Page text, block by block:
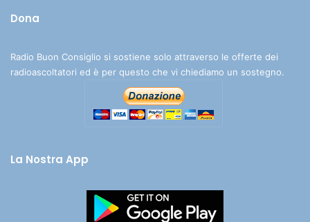
Dona
Radio Buon Consiglio si sostiene solo attraverso le offerte dei
radioascoltatori ed è per questo che vi chiediamo un sostegno.
La Nostra App